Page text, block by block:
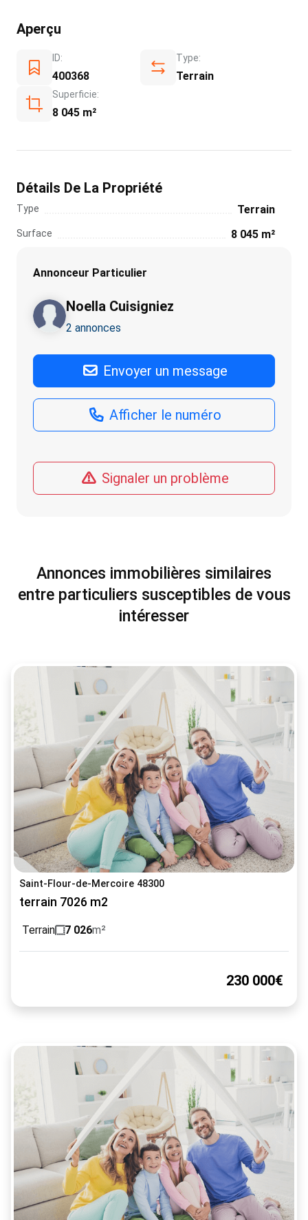
Aperçu
ID:
400368
Type:
Terrain
Superficie:
8 045 m²
Détails De La Propriété
Type Terrain
Surface 8 045 m²
Annonceur Particulier
Noella Cuisigniez
2 annonces
Envoyer un message
Afficher le numéro
Signaler un problème
Annonces immobilières similaires
entre particuliers susceptibles de vous
intéresser
Saint-Flour-de-Mercoire 48300
terrain 7026 m2
Terrain 7 026m²
230 000€